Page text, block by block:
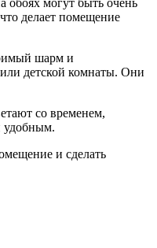
делает помещение
шарм и
детской комнаты. Они
со временем,
удобным.
и сделать